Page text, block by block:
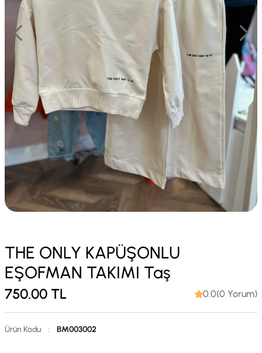
THE ONLY KAPÜŞONLU
EŞOFMAN TAKIMI Taş
750.00 TL 0.0(0 Yorum)
Ürün Kodu : BM003002